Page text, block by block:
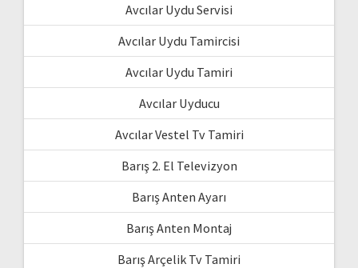
Avcılar Uydu Servisi
Avcılar Uydu Tamircisi
Avcılar Uydu Tamiri
Avcılar Uyducu
Avcılar Vestel Tv Tamiri
Barış 2. El Televizyon
Barış Anten Ayarı
Barış Anten Montaj
Barış Arçelik Tv Tamiri